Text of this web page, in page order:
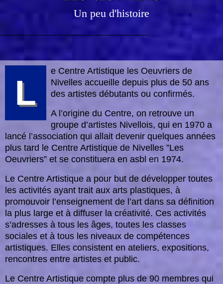
Un peu d'histoire
L
e Centre Artistique les Oeuvriers de
Nivelles accueille depuis plus de 50 ans
des artistes débutants ou confirmés.
A l’origine du Centre, on retrouve un
groupe d’artistes Nivellois, qui en 1970 a
lancé l’association qui allait devenir quelques années
plus tard le Centre Artistique de Nivelles ”Les
Oeuvriers” et se constituera en asbl en 1974.
Le Centre Artistique a pour but de développer toutes
les activités ayant trait aux arts plastiques, à
promouvoir l’enseignement de l’art dans sa définition
la plus large et à diffuser la créativité. Ces activités
s’adresses à tous les âges, toutes les classes
sociales et à tous les niveaux de compétences
artistiques. Elles consistent en ateliers, expositions,
rencontres entre artistes et public.
Le Centre Artistique compte plus de 90 membres qui